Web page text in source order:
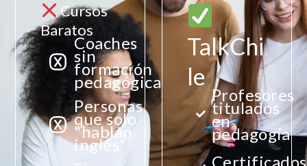
Cursos
Baratos
Coaches
sin
formación
pedagógica
Personas
que solo
"hablan
inglés"
TalkChi
le
Profesores
titulados
en
pedagogía
Certificados